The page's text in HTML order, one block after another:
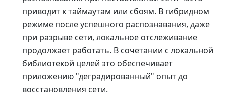
приводит к таймаутам или сбоям. В гибридном
режиме после успешного распознавания, даже
при разрыве сети, локальное отслеживание
продолжает работать. В сочетании с локальной
библиотекой целей это обеспечивает
приложению "деградированный" опыт до
восстановления сети.